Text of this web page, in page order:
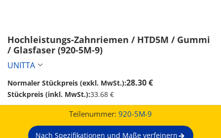
Hochleistungs-Zahnriemen / HTD5M / Gummi
/ Glasfaser (920-5M-9)
UNITTA
Normaler Stückpreis (exkl. MwSt.):28.30 €
Stückpreis (inkl. MwSt.):33.68 €
Teilenummer: 920-5M-9
Nach Spezifikationen und Maße verfeinern